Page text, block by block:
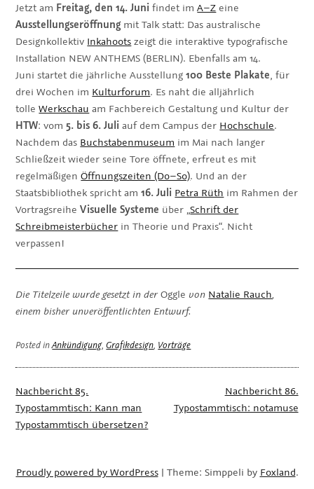
Jetzt am Freitag, den 14. Juni findet imA–Z eine
Ausstellungseröffnungmit Talk statt: Das australische
Designkollektiv Inkahoots zeigt die interaktive typografische
Installation NEW ANTHEMS (BERLIN). Ebenfalls am 14.
Juni startet die jährliche Ausstellung100 Beste Plakate, für
drei Wochen im Kulturforum. Es naht die alljährlich
tolleWerkschau am Fachbereich Gestaltung und Kultur der
HTW: vom 5. bis 6. Juliauf dem Campus der Hochschule.
Nachdem das Buchstabenmuseum im Mai nach langer
Schließzeit wieder seine Tore öffnete, erfreut es mit
regelmäßigenÖffnungszeiten (Do–So). Und an der
Staatsbibliothek spricht am16. Juli Petra Rüth im Rahmen der
VortragsreiheVisuelle Systeme über „Schrift der
Schreibmeisterbücher in Theorie und Praxis“. Nicht
verpassen!
Die Titelzeile wurde gesetzt in derOggle von Natalie Rauch,
einem bisher unveröffentlichten Entwurf.
Posted inAnkündigung,Grafikdesign, Vorträge
Beitragsnavigation
Nachbericht 85.
Typostammtisch: Kann man
Typostammtisch übersetzen?
Nachbericht 86.
Typostammtisch: notamuse
Proudly powered by WordPress | Theme: Simppeli by Foxland.